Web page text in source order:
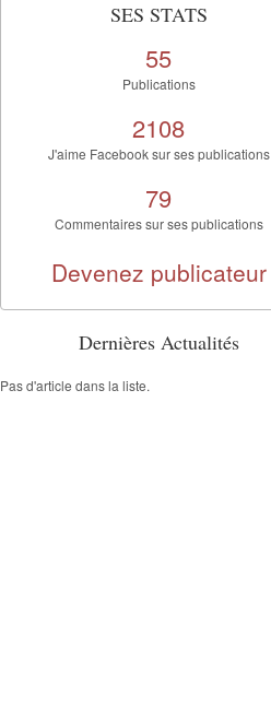
SES STATS
55
Publications
2108
J'aime Facebook sur ses publications
79
Commentaires sur ses publications
Devenez publicateur
Dernières Actualités
Pas d'article dans la liste.